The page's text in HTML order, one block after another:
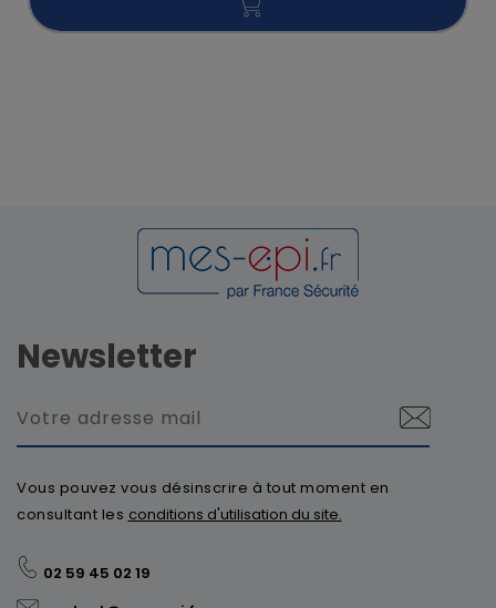
Newsletter
Vous pouvez vous désinscrire à tout moment en
consultant les conditions d'utilisation du site.
02 59 45 02 19